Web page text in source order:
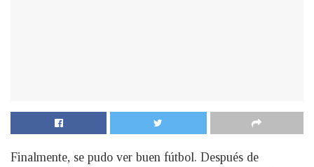
Finalmente, se pudo ver buen fútbol. Después de